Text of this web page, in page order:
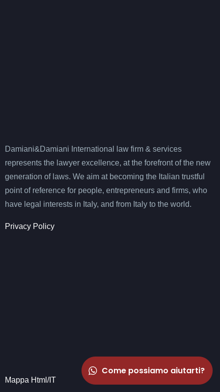
Damiani&Damiani International law firm & services
represents the lawyer excellence, at the forefront of the new
generation of laws. We aim at becoming the Italian trustful
point of reference for people, entrepreneurs and firms, who
have legal interests in Italy, and from Italy to the world.
Privacy Policy
Mappa Html/IT
Come possiamo aiutarti?